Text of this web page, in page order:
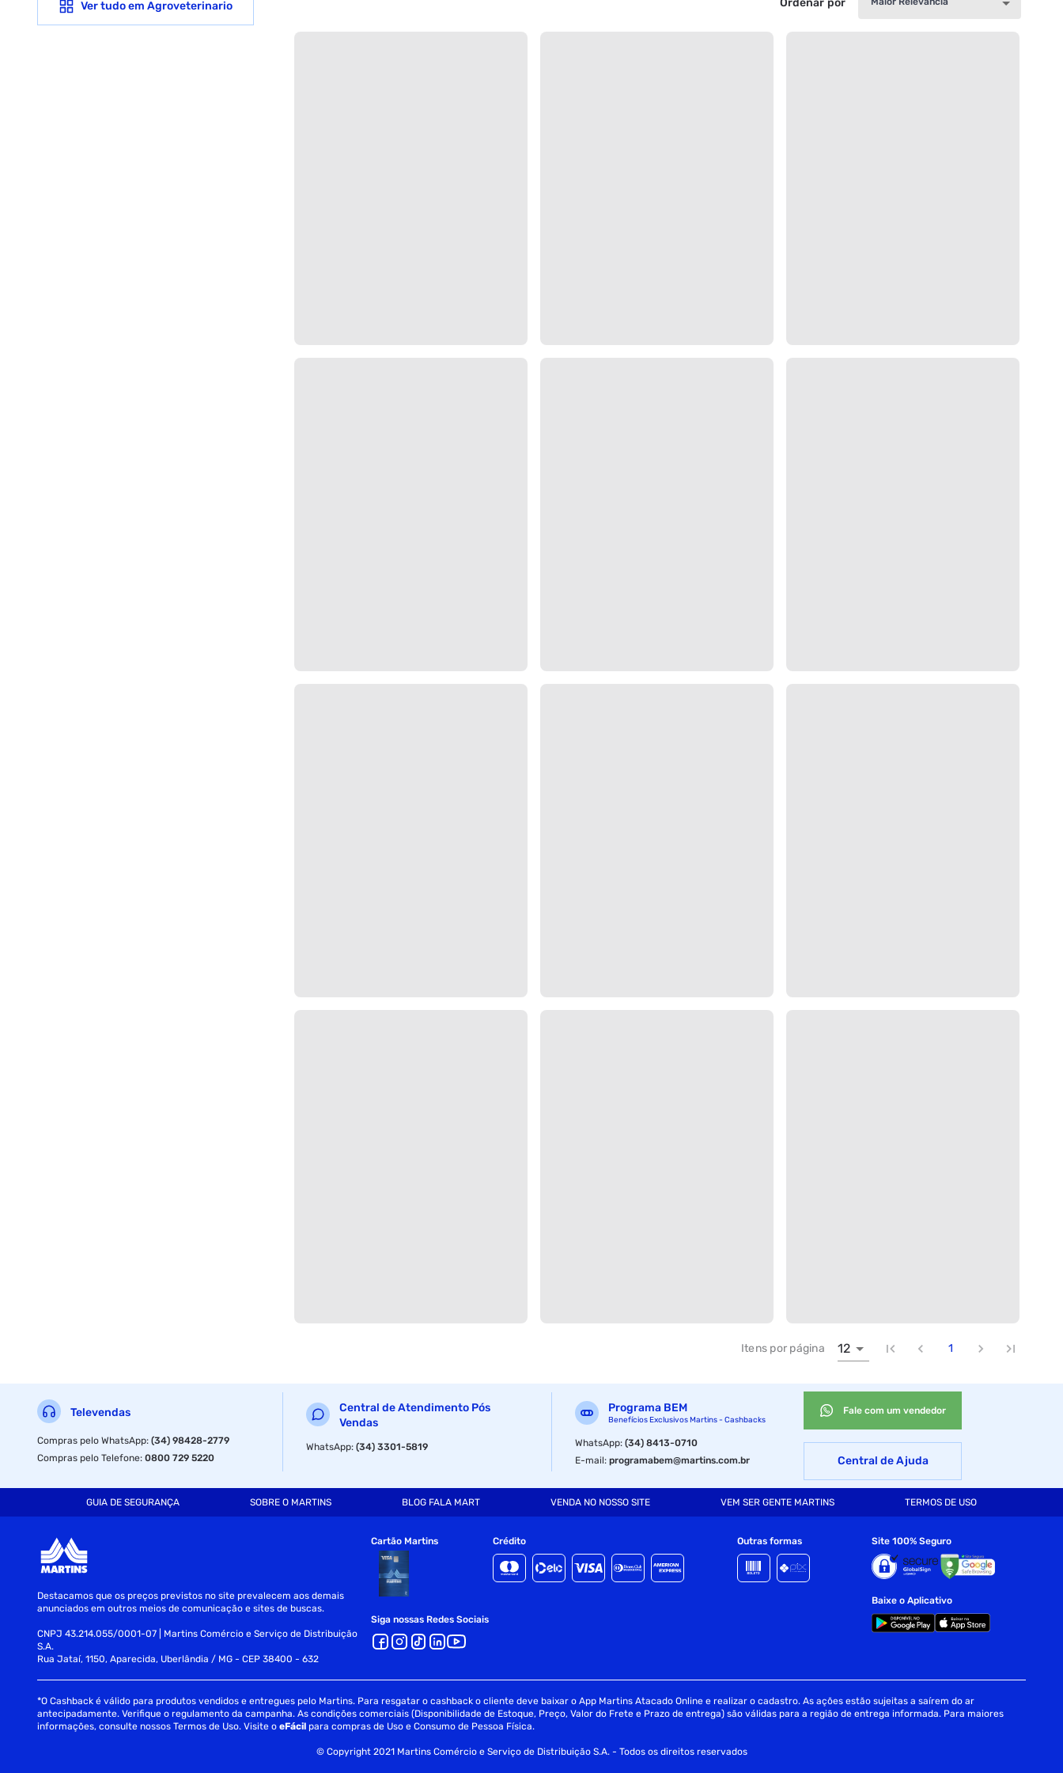
Ver tudo emAgroveterinario Ordenar por
Itens por página 12 1
Televendas
Compras pelo WhatsApp:(34) 98428-2779
Compras pelo Telefone:0800 729 5220
Central de Atendimento Pós
Vendas
WhatsApp:(34) 3301-5819
Programa BEM
Benefícios Exclusivos Martins - Cashbacks
WhatsApp:(34) 8413-0710
E-mail:programabem@martins.com.br
Fale com um vendedor
Central de Ajuda
GUIA DE SEGURANÇA SOBRE O MARTINS BLOG FALA MART VENDA NO NOSSO SITE VEM SER GENTE MARTINS TERMOS DE USO
Destacamos que os preços previstos no site prevalecem aos demais
anunciados em outros meios de comunicação e sites de buscas.
CNPJ 43.214.055/0001-07 | Martins Comércio e Serviço de Distribuição
S.A.
Rua Jataí, 1150, Aparecida, Uberlândia / MG - CEP 38400 - 632
Cartão Martins Crédito Outras formas
Siga nossas Redes Sociais
Site 100% Seguro
Baixe o Aplicativo
*O Cashback é válido para produtos vendidos e entregues pelo Martins. Para resgatar o cashback o cliente deve baixar o App Martins Atacado Online e realizar o cadastro. As ações estão sujeitas a saírem do ar
antecipadamente. Verifique o regulamento da campanha. As condições comerciais (Disponibilidade de Estoque, Preço, Valor do Frete e Prazo de entrega) são válidas para a região de entrega informada. Para maiores
informações, consulte nossos Termos de Uso. Visite o eFácil para compras de Uso e Consumo de Pessoa Física.
© Copyright 2021 Martins Comércio e Serviço de Distribuição S.A. - Todos os direitos reservados